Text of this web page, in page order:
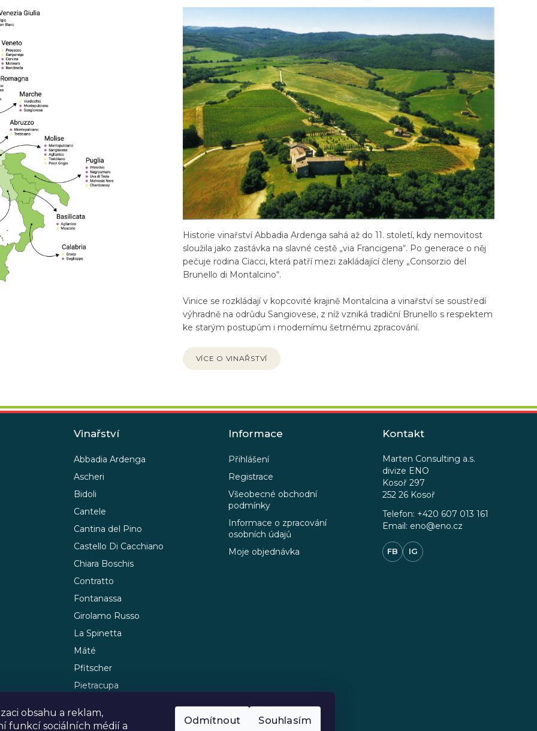
obsahu a reklam,
funkcí sociálních médií a
Odmítnout Souhlasím
Historie vinařství Abbadia Ardenga sahá až do 11. století, kdy nemovitost
sloužila jako zastávka na slavné cestě „via Francigena“. Po generace o něj
pečuje rodina Ciacci, která patří mezi zakládající členy „Consorzio del
Brunello di Montalcino“.
Vinice se rozkládají v kopcovité krajině Montalcina a vinařství se soustředí
výhradně na odrůdu Sangiovese, z níž vzniká tradiční Brunello s respektem
ke starým postupům i modernímu šetrnému zpracování.
VÍCE O VINAŘSTVÍ
Vinařství
Abbadia Ardenga
Ascheri
Bidoli
Cantele
Cantina del Pino
Castello Di Cacchiano
Chiara Boschis
Contratto
Fontanassa
Girolamo Russo
La Spinetta
Máté
Pfitscher
Pietracupa
Sturm
Informace
Přihlášení
Registrace
Všeobecné obchodní
podmínky
Informace o zpracování
osobních údajů
Moje objednávka
Kontakt
Marten Consulting a.s.
divize ENO
Kosoř 297
252 26 Kosoř
Telefon: +420 607 013 161
Email: eno@eno.cz
FB IG